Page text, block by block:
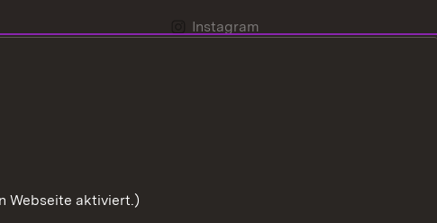
Instagram
Webseite aktiviert.)